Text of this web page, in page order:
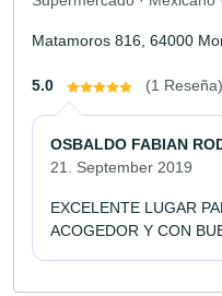
Matamoros 816, 64000
5.0 (1 Reseña)
OSBALDO FABIAN
21. September 2019
EXCELENTE LUGAR
ACOGEDOR Y CON